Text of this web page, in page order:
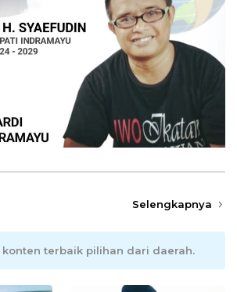
Selengkapnya
konten terbaik pilihan dari daerah.